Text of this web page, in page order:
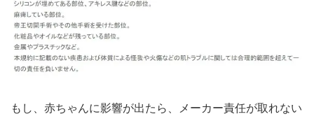
もし、赤ちゃんに影響が出たら、メーカー責任が取れない